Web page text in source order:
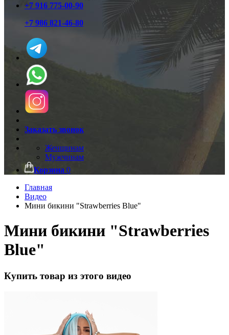
+7 916 775-00-90
+7 986 821-46-80
Заказать звонок
Женщинам
Мужчинам
Корзина 0
Главная
Видео
Мини бикини "Strawberries Blue"
Мини бикини "Strawberries
Blue"
Купить товар из этого видео